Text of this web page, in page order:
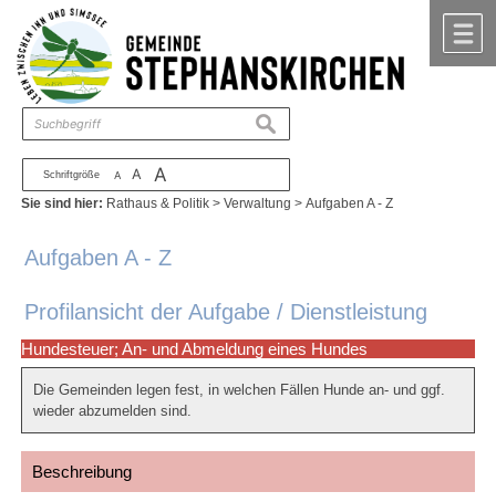
Zum Inhalt ,zur Navigation
Schriftgröße A A A
suchen
Sie sind hier: Rathaus & Politik >Verwaltung >Aufgaben A - Z
Aufgaben A - Z
Profilansicht der Aufgabe / Dienstleistung
Hundesteuer; An- und Abmeldung eines Hundes
Die Gemeinden legen fest, in welchen Fällen Hunde an- und ggf.
wieder abzumelden sind.
Beschreibung